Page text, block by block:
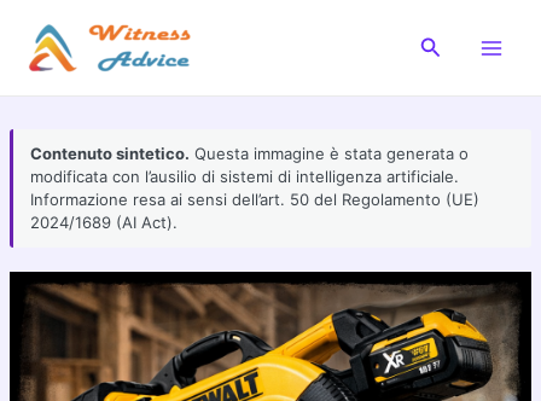
contenuto
Cerca
Contenuto sintetico. Questa immagine è stata generata o
modificata con l’ausilio di sistemi di intelligenza artificiale.
Informazione resa ai sensi dell’art. 50 del Regolamento (UE)
2024/1689 (AI Act).